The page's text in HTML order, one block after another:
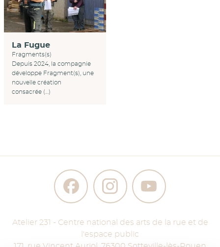
La Fugue
Fragments(s)
Depuis 2024, la compagnie
développe Fragment(s), une
nouvelle création
consacrée (…)
Atelier 231 - Centre national des arts de la rue et de
l'espace public